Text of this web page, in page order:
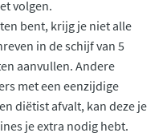
volgen.
bent, krijg je niet alle
in de schijf van 5
aanvullen. Andere
met een eenzijdige
diëtist afvalt, kan deze je
je extra nodig hebt.